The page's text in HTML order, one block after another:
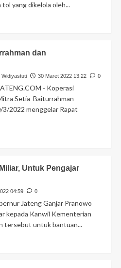
yang dikelola oleh...
dan
Widiyastuti 30 Maret 2022 13:22 0
- Koperasi
Setia Baiturrahman
3/2022 menggelar Rapat
Untuk Pengajar
04:59 0
Jateng Ganjar Pranowo
kepada Kanwil Kementerian
tersebut untuk bantuan...